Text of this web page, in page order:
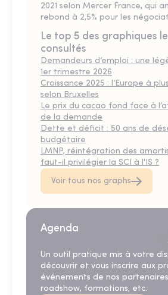
2021 selon Mercer France, qui
rebond à 2,5% pour les
Le top 5 des graphiques
consultés
Demandeurs d’emploi : une
1er trimestre 2026
Croissance 2025 : l’Europe à
selon Bruxelles
Le prix du cacao fond face à
de la demande
Dette et déficit : 50 ans de
budgétaire
LMNP, réintégration des
faut-il privilégier la SCI à l'IS ?
Voir tous nos graphs
Agenda
Un outil pratique mis à votre
découvrir et vous inscrire aux
événements de nos
roadshow, formations, etc.